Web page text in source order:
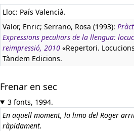
Lloc: País Valencià.
Valor, Enric; Serrano, Rosa (1993):
Expressions peculiars de la llengua:
reimpressió, 2010 «Repertori.
Tàndem Edicions.
Frenar en sec
3 fonts, 1994.
En aquell moment, la limo del Roger
ràpidament.